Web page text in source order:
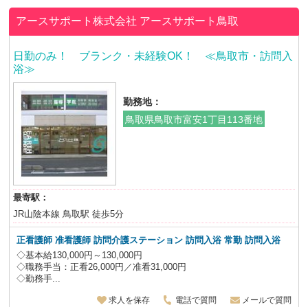
アースサポート株式会社 アースサポート鳥取
日勤のみ！ ブランク・未経験OK！ ≪鳥取市・訪問入
浴≫
勤務地：
鳥取県鳥取市富安1丁目113番地
最寄駅：
JR山陰本線 鳥取駅 徒歩5分
正看護師 准看護師 訪問介護ステーション 訪問入浴 常勤 訪問入浴
◇基本給130,000円～130,000円
◇職務手当：正看26,000円／准看31,000円
◇勤務手...
求人を保存 電話で質問 メールで質問